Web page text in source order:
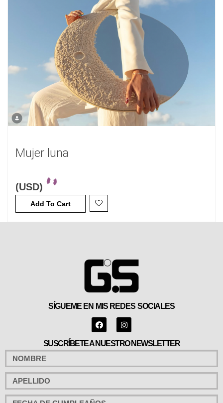
Mujer luna
(USD)
Add To Cart
SÍGUEME EN MIS REDES SOCIALES
SUSCRÍBETE A NUESTRO NEWSLETTER